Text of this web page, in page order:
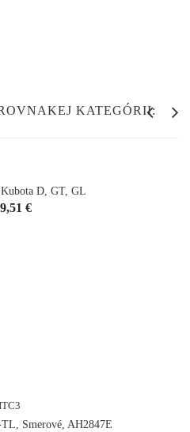
KATEGÓRII:
Kubota D, GT, GL
€
Smerové, AH2847E